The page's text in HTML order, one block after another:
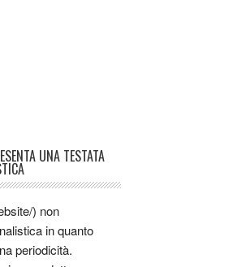
UNA TESTATA
) non
in quanto
periodicità.